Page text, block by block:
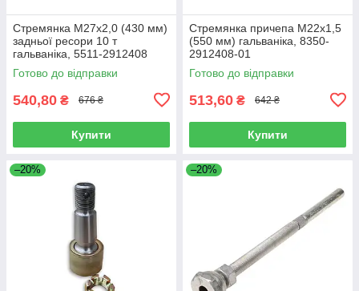
Стремянка М27х2,0 (430 мм)
задньої ресори 10 т
гальваніка, 5511-2912408
Готово до відправки
540,80 ₴ 676 ₴
Купити
Стремянка причепа М22х1,5
(550 мм) гальваніка, 8350-
2912408-01
Готово до відправки
513,60 ₴ 642 ₴
Купити
–20% –20%